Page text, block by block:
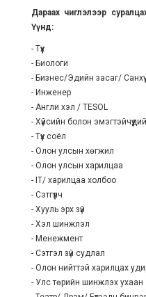
Дараах чиглэлээр
Үүнд:
- Түүх
- Биологи
- Бизнес/Эдийн засаг/ Санхүү
- Инженер
- Англи хэл / TESOL
- Хүйсийн болон
- Түүх соёл
- Олон улсын хөгжил
- Олон улсын харилцаа
- IT/ харилцаа холбоо
- Сэтгүүлч
- Хууль эрх зүй
- Хэл шинжлэл
- Менежмент
- Сэтгэл зүй судлал
- Олон нийттэй харилцах
- Улс төрийн шинжлэх ухаан